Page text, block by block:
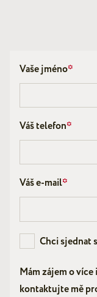
Vaše jméno*
Váš telefon*
Váš e-mail*
Chci sjednat
Mám zájem o
kontaktujte mě